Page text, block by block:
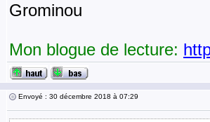
Grominou
Mon blogue de lecture:
Envoyé : 30 décembre 2018 à 07:29